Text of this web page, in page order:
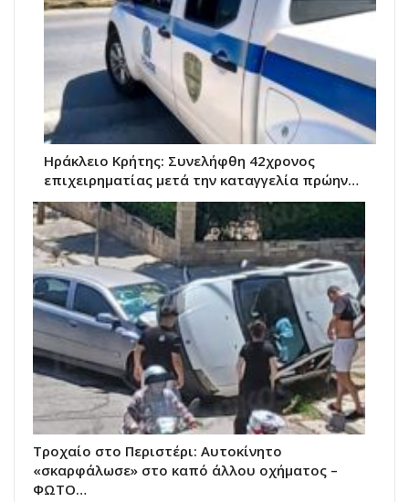
Ηράκλειο Κρήτης: Συνελήφθη 42χρονος
επιχειρηματίας μετά την καταγγελία πρώην…
Τροχαίο στο Περιστέρι: Αυτοκίνητο
«σκαρφάλωσε» στο καπό άλλου οχήματος –
ΦΩΤΟ…